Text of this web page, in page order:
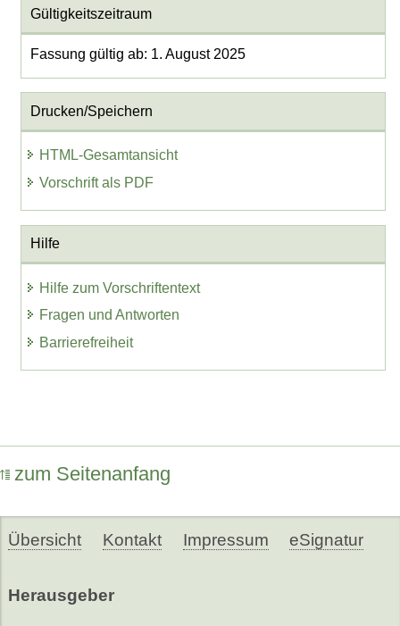
Gültigkeitszeitraum
Fassung gültig ab: 1. August 2025
Drucken/Speichern
HTML-Gesamtansicht
Vorschrift als PDF
Hilfe
Hilfe zum Vorschriftentext
Fragen und Antworten
Barrierefreiheit
zum Seitenanfang
Übersicht Kontakt Impressum eSignatur
Herausgeber